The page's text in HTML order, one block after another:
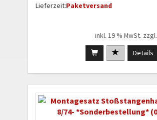
Lieferzeit:Paketversand
inkl. 19 % MwSt. zzgl.
Details